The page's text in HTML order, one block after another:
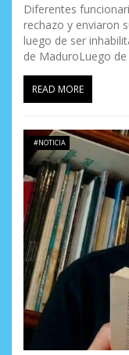
Diferentes
rechazo y enviaron
luego de ser
de MaduroLuego
READ MORE
#NOTICIA